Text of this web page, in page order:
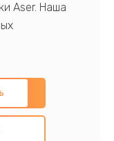
Aser. Наша
и
ремонт с
а